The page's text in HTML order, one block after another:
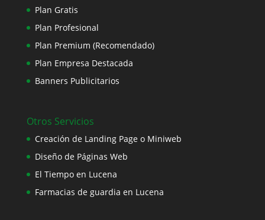
Plan Gratis
Plan Profesional
Plan Premium (Recomendado)
Plan Empresa Destacada
Banners Publicitarios
Otros Servicios
Creación de Landing Page o Miniweb
Diseño de Páginas Web
El Tiempo en Lucena
Farmacias de guardia en Lucena